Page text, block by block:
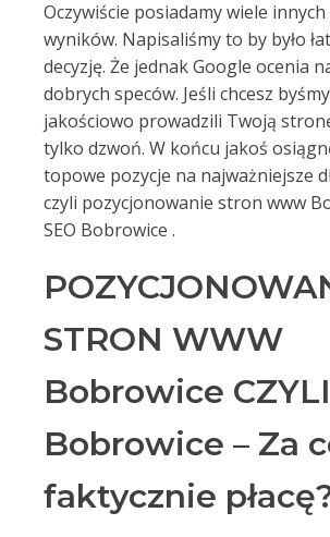
Oczywiście posiadamy wiele
wyników. Napisaliśmy to by było
decyzję. Że jednak Google ocenia
dobrych speców. Jeśli chcesz
jakościowo prowadzili Twoją
tylko dzwoń. W końcu jakoś
topowe pozycje na najważniejsze
czyli pozycjonowanie stron www
SEO Bobrowice .
STRON WWW
Bobrowice
Bobrowice – Za
faktycznie